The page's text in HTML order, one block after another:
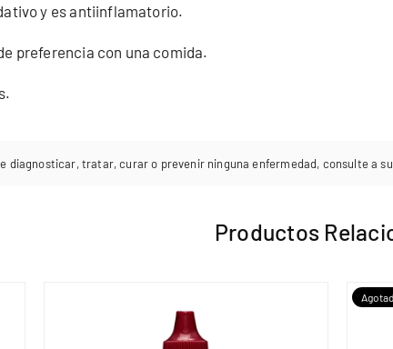
y es antiinflamatorio.
preferencia con una comida.
diagnosticar, tratar, curar o prevenir ninguna enfermedad, consulte a
Productos